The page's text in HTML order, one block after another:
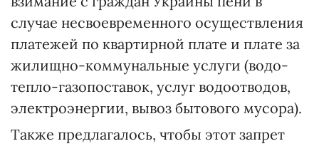
случае несвоевременного осуществления
платежей по квартирной плате и плате за
жилищно-коммунальные услуги (водо-
тепло-газопоставок, услуг водоотводов,
электроэнергии, вывоз бытового мусора).
Также предлагалось, чтобы этот запрет